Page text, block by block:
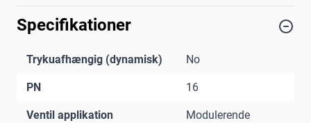
Specifikationer
Trykuafhængig (dynamisk) No
PN 16
Ventil applikation Modulerende